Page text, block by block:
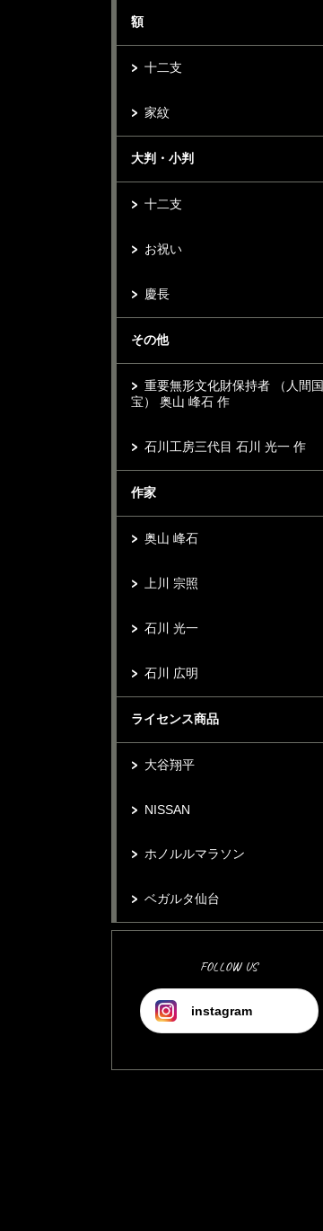
額
十二支
家紋
大判・小判
十二支
お祝い
慶長
その他
重要無形文化財保持者 （人間国
宝） 奥山 峰石 作
石川工房三代目 石川 光一 作
作家
奥山 峰石
上川 宗照
石川 光一
石川 広明
ライセンス商品
大谷翔平
NISSAN
ホノルルマラソン
ベガルタ仙台
FOLLOW US
instagram